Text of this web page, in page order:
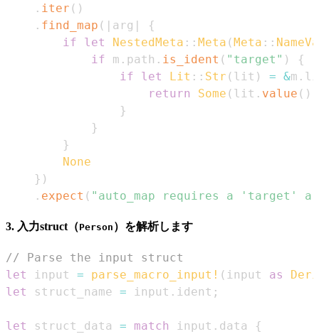
. iter ( )
. find_map ( | arg |
{
if
let NestedMeta :: Meta (Meta ::
if m . path . is_ident ( "target" )
{
if
let Lit :: Str ( lit ) = &m .
return
Some ( lit . value ( )
}
}
}
None
} )
. expect ( "auto_map requires a 'target'
3. 入力struct（Person ）を解析します
// Parse the input struct
let
input = parse_macro_input! ( input as
let
struct_name = input . ident ;
let struct_data = match input . data
{